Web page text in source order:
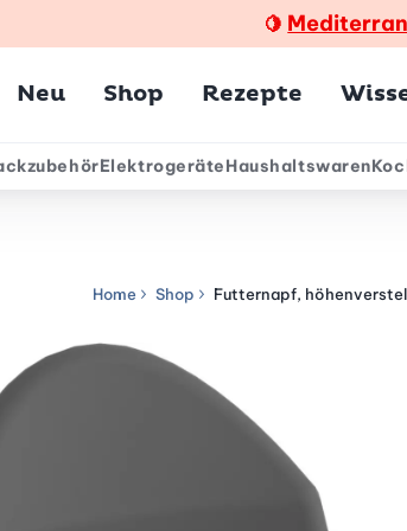
🍋
Neu Shop Rezepte
ElektrogeräteHaushaltswaren
Home Shop Futternapf,